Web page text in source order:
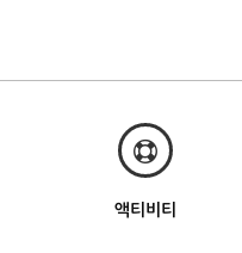
액티비티